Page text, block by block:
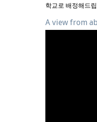
학교로 배정해드
A view from